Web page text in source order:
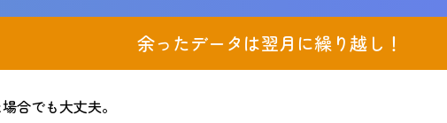
余ったデータは翌月に繰り越し！
合でも大丈夫。